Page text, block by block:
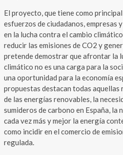
El proyecto, que tiene como
esfuerzos de ciudadanos, empresas
en la lucha contra el cambio
reducir las emisiones de CO2 y
pretende demostrar que afrontar la
climático no es una carga para la
una oportunidad para la economía
propuestas destacan todas
de las energías renovables, la
sumideros de carbono en España, la
cada vez más y mejor la energía
como incidir en el comercio de
regulada.